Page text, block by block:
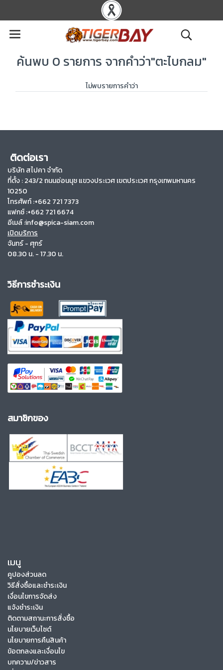
ค้นพบ 0 รายการ จากคำว่า"ตะไบกลม"
ไม่พบรายการคำว่า
ติดต่อเรา
บริษัท สไปคา จำกัด
ที่ตั้ง :243/2 ถนนอ่อนนุช แขวงประเวศ เขตประเวศ กรุงเทพมหานคร
10250
โทรศัพท์ :+662 721 7373
แฟกซ์ :+662 721 6674
อีเมล์ :info@spica-siam.com
เปิดบริการ
จันทร์ - ศุกร์
08.30 น. - 17.30 น.
วิธีการชำระเงิน
สมาชิกของ
เมนู
คูปองส่วนลด
วิธีสั่งซื้อและชำระเงิน
เงื่อนไขการจัดส่ง
แจ้งชำระเงิน
ติดตามสถานะการสั่งซื้อ
นโยบายเว็บไซต์
นโยบายการคืนสินค้า
ข้อตกลงและเงื่อนไข
บทความ/ข่าวสาร